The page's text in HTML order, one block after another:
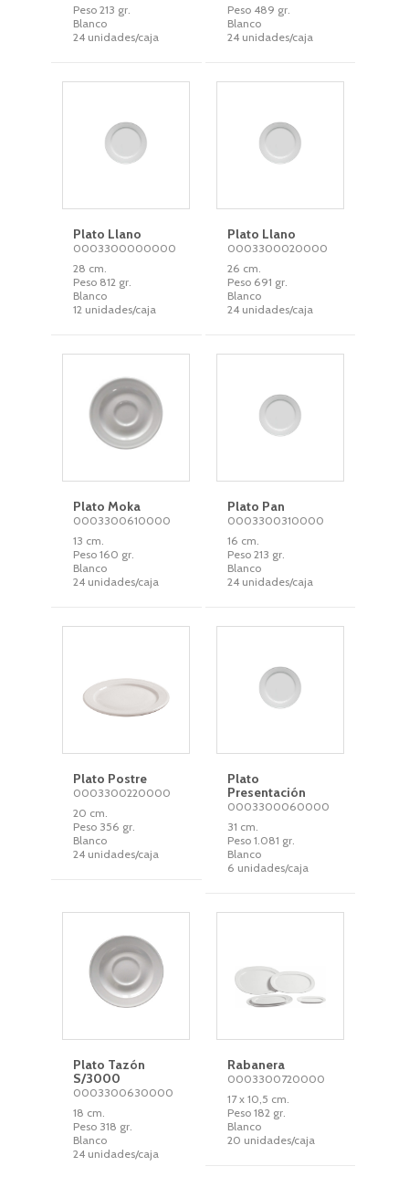
Peso 213 gr.
Blanco
24 unidades/caja
Peso 489 gr.
Blanco
24 unidades/caja
Plato Llano
0003300000000
28 cm.
Peso 812 gr.
Blanco
12 unidades/caja
Plato Llano
0003300020000
26 cm.
Peso 691 gr.
Blanco
24 unidades/caja
Plato Moka
0003300610000
13 cm.
Peso 160 gr.
Blanco
24 unidades/caja
Plato Pan
0003300310000
16 cm.
Peso 213 gr.
Blanco
24 unidades/caja
Plato Postre
0003300220000
20 cm.
Peso 356 gr.
Blanco
24 unidades/caja
Plato
Presentación
0003300060000
31 cm.
Peso 1.081 gr.
Blanco
6 unidades/caja
Plato Tazón
S/3000
0003300630000
18 cm.
Peso 318 gr.
Blanco
24 unidades/caja
Rabanera
0003300720000
17 x 10,5 cm.
Peso 182 gr.
Blanco
20 unidades/caja